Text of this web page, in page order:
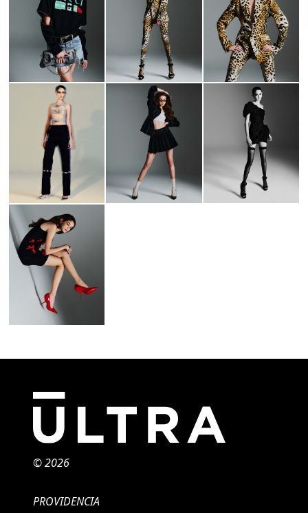
© 2026
PROVIDENCIA